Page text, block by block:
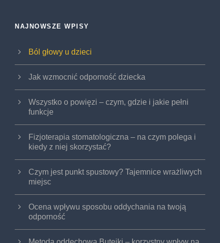
NAJNOWSZE WPISY
Ból głowy u dzieci
Jak wzmocnić odporność dziecka
Wszystko o powięzi – czym, gdzie i jakie pełni
funkcje
Fizjoterapia stomatologiczna – na czym polega i
kiedy z niej skorzystać?
Czym jest punkt spustowy? Tajemnice wrażliwych
miejsc
Ocena wpływu sposobu oddychania na twoją
odporność